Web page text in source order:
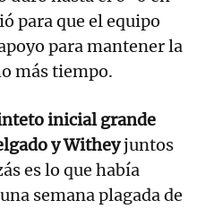
para que el equipo
para mantener la
más tiempo.
inicial grande
y Witheyjuntos
es lo que había
semana plagada de